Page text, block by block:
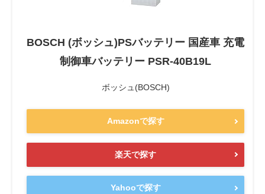
BOSCH (ボッシュ)PSバッテリー 国産車 充電
制御車バッテリー PSR-40B19L
ボッシュ(BOSCH)
Amazonで探す
楽天で探す
Yahooで探す